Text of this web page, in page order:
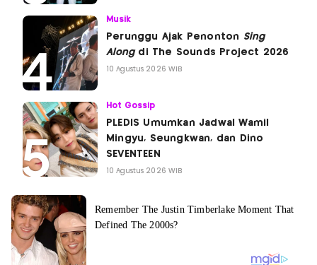
Musik
Perunggu Ajak Penonton Sing
Alongdi The Sounds Project 2026
10 Agustus 2026 WIB
Hot Gossip
PLEDIS Umumkan Jadwal Wamil
Mingyu, Seungkwan, dan Dino
SEVENTEEN
10 Agustus 2026 WIB